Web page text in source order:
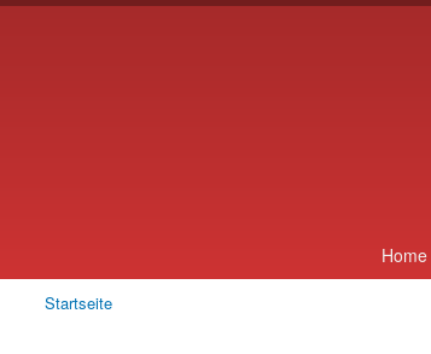
Home
Sie sind hier
Startseite